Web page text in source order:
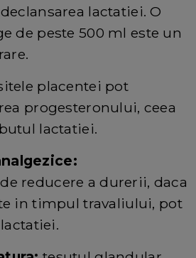
lactatiei. O
de peste 500 ml este un
placentei pot
progesteronului, ceea
lactatiei.
reducere a durerii, daca
in timpul travaliului, pot